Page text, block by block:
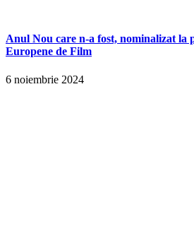
Anul Nou care n-a fost, nominalizat la
Europene de Film
6 noiembrie 2024